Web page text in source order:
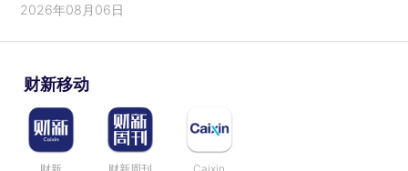
2026年08月06日
财新移动